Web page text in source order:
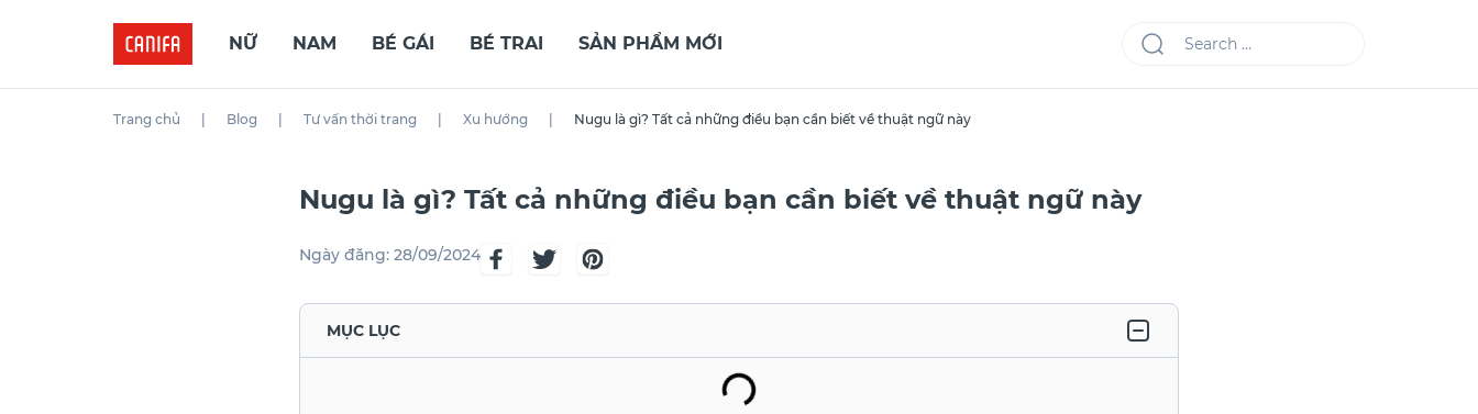
NỮ NAM BÉ GÁI BÉ TRAI SẢN PHẨM MỚI
Trang chủ Blog Tư vấn thời trang Xu hướng Nugu là gì? Tất cả những điều bạn cần biết về thuật ngữ này
Nugu là gì? Tất cả những điều bạn cần biết về thuật ngữ này
Ngày đăng: 28/09/2024
MỤC LỤC